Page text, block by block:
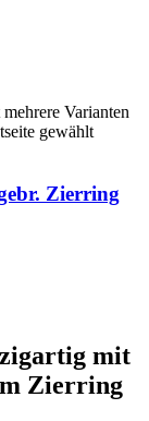
Varianten
gewählt
Zierring
mit
Zierring